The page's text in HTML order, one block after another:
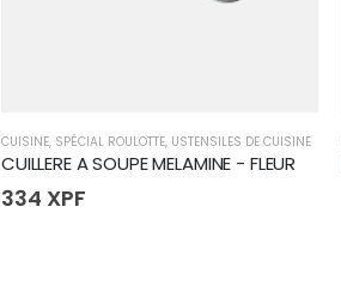
CUISINE, SPÉCIAL ROULOTTE, USTENSILES DE CUISINE
CUILLERE A SOUPE MELAMINE - FLEUR
334 XPF